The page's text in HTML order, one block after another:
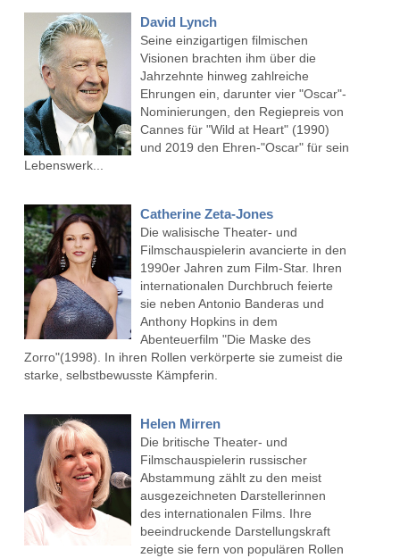
David Lynch
Seine einzigartigen filmischen
Visionen brachten ihm über die
Jahrzehnte hinweg zahlreiche
Ehrungen ein, darunter vier "Oscar"-
Nominierungen, den Regiepreis von
Cannes für "Wild at Heart" (1990)
und 2019 den Ehren-"Oscar" für sein
Lebenswerk...
Catherine Zeta-Jones
Die walisische Theater- und
Filmschauspielerin avancierte in den
1990er Jahren zum Film-Star. Ihren
internationalen Durchbruch feierte
sie neben Antonio Banderas und
Anthony Hopkins in dem
Abenteuerfilm "Die Maske des
Zorro"(1998). In ihren Rollen verkörperte sie zumeist die
starke, selbstbewusste Kämpferin.
Helen Mirren
Die britische Theater- und
Filmschauspielerin russischer
Abstammung zählt zu den meist
ausgezeichneten Darstellerinnen
des internationalen Films. Ihre
beeindruckende Darstellungskraft
zeigte sie fern von populären Rollen